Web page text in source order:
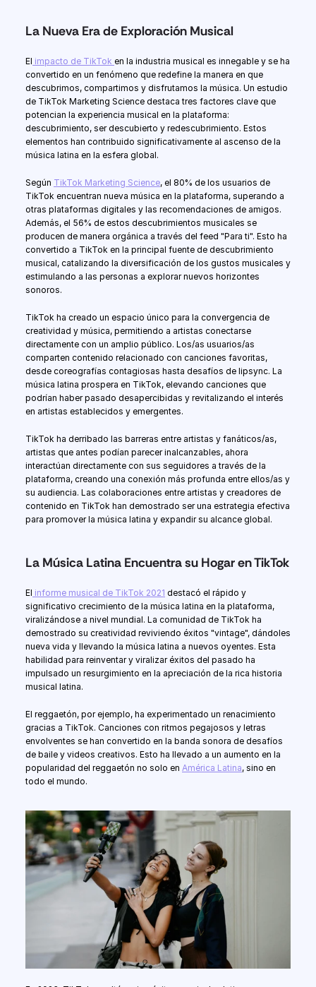
La Nueva Era de Exploración Musical
El impacto de TikTok en la industria musical es innegable y se ha
convertido en un fenómeno que redefine la manera en que
descubrimos, compartimos y disfrutamos la música. Un estudio
de TikTok Marketing Science destaca tres factores clave que
potencian la experiencia musical en la plataforma:
descubrimiento, ser descubierto y redescubrimiento. Estos
elementos han contribuido significativamente al ascenso de la
música latina en la esfera global.
Según TikTok Marketing Science, el 80% de los usuarios de
TikTok encuentran nueva música en la plataforma, superando a
otras plataformas digitales y las recomendaciones de amigos.
Además, el 56% de estos descubrimientos musicales se
producen de manera orgánica a través del feed "Para ti". Esto ha
convertido a TikTok en la principal fuente de descubrimiento
musical, catalizando la diversificación de los gustos musicales y
estimulando a las personas a explorar nuevos horizontes
sonoros.
TikTok ha creado un espacio único para la convergencia de
creatividad y música, permitiendo a artistas conectarse
directamente con un amplio público. Los/as usuarios/as
comparten contenido relacionado con canciones favoritas,
desde coreografías contagiosas hasta desafíos de lipsync. La
música latina prospera en TikTok, elevando canciones que
podrían haber pasado desapercibidas y revitalizando el interés
en artistas establecidos y emergentes.
TikTok ha derribado las barreras entre artistas y fanáticos/as,
artistas que antes podían parecer inalcanzables, ahora
interactúan directamente con sus seguidores a través de la
plataforma, creando una conexión más profunda entre ellos/as y
su audiencia. Las colaboraciones entre artistas y creadores de
contenido en TikTok han demostrado ser una estrategia efectiva
para promover la música latina y expandir su alcance global.
La Música Latina Encuentra su Hogar en TikTok
El informe musical de TikTok 2021 destacó el rápido y
significativo crecimiento de la música latina en la plataforma,
viralizándose a nivel mundial. La comunidad de TikTok ha
demostrado su creatividad reviviendo éxitos "vintage", dándoles
nueva vida y llevando la música latina a nuevos oyentes. Esta
habilidad para reinventar y viralizar éxitos del pasado ha
impulsado un resurgimiento en la apreciación de la rica historia
musical latina.
El reggaetón, por ejemplo, ha experimentado un renacimiento
gracias a TikTok. Canciones con ritmos pegajosos y letras
envolventes se han convertido en la banda sonora de desafíos
de baile y videos creativos. Esto ha llevado a un aumento en la
popularidad del reggaetón no solo en América Latina, sino en
todo el mundo.